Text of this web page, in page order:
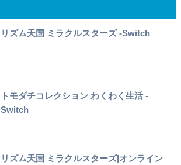
リズム天国 ミラクルスターズ -Switch
トモダチコレクション わくわく生活 -
Switch
リズム天国 ミラクルスターズ|オンライン